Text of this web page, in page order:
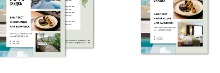
материала с двух сторон.